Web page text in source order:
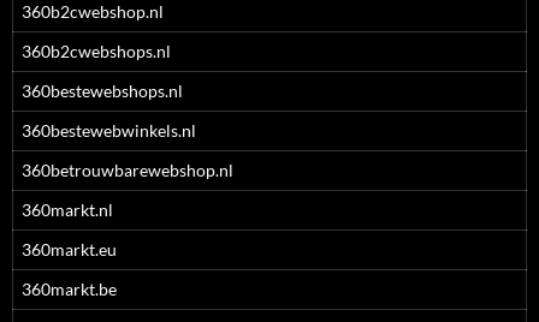
360b2cwebshop.nl
360b2cwebshops.nl
360bestewebshops.nl
360bestewebwinkels.nl
360betrouwbarewebshop.nl
360markt.nl
360markt.eu
360markt.be